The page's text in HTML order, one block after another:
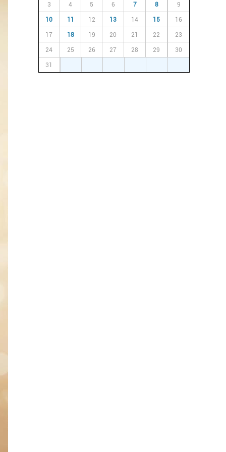
3 4 5 6 7 8 9
10 11 12 13 14 15 16
17 18 19 20 21 22 23
24 25 26 27 28 29 30
31